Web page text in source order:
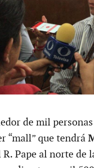
de mil
“mall” que tendrá
Pape al norte de